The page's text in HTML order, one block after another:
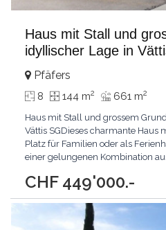
Haus mit Stall und
idyllischer Lage in
CHF 449'000.-
Pfäfers
8 144 m2 661 m2
Haus mit Stall und grossem
Vättis SGDieses charmante
Platz für Familien oder als
einer gelungenen Kombination
hell und freundlich, und wer
mit etwas Renovation einen